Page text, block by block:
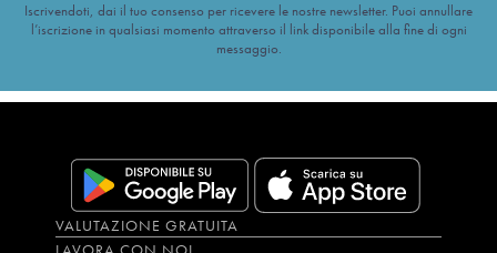
Iscrivendoti, dai il tuo consenso per ricevere le nostre newsletter. Puoi annullare
l’iscrizione in qualsiasi momento attraverso il link disponibile alla fine di ogni
messaggio.
VALUTAZIONE GRATUITA